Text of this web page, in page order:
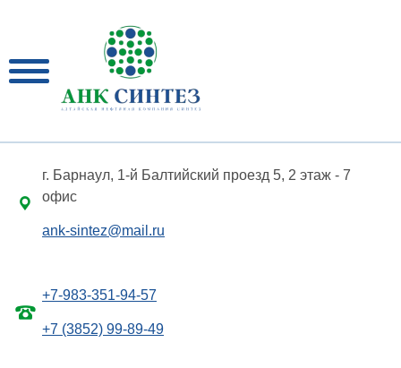
г. Барнаул, 1-й Балтийский проезд 5, 2 этаж - 7
офис
ank-sintez@mail.ru
+7-983-351-94-57
+7 (3852) 99-89-49